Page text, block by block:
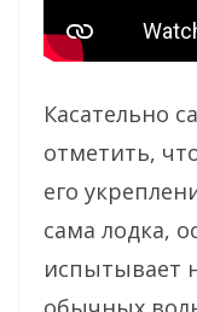
Касательно
отметить,
его
сама лодка,
испытывает